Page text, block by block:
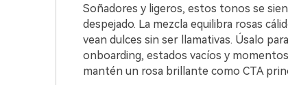
Soñadores y ligeros, estos tonos se
despejado. La mezcla equilibra rosas
vean dulces sin ser llamativas. Úsalo
onboarding, estados vacíos y
mantén un rosa brillante como CTA